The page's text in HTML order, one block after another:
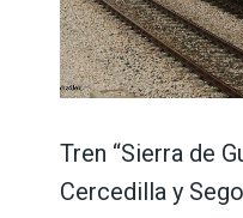
Tren “Sierra de
Cercedilla y